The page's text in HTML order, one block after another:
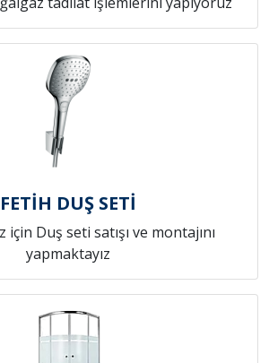
FETİH DUŞ SETİ
için Duş seti satışı ve montajını
yapmaktayız